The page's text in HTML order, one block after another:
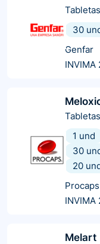
Tabletas
30
Genfar
INVIMA
1 und
30
20
Procaps
INVIMA
Melart